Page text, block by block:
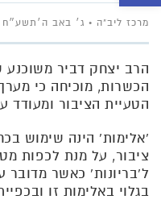
מרכז ליב"ה ג׳ באב ה׳תשע״ח
הרב יצחק דביר
הכשרות, מוכיחה כי
הטעיית הציבור ומעודד
'אלימות' הינה שימוש
ציבור, על מנת לכפות
ל'בריונות' כאשר מדובר
בגלוי באלימות זו